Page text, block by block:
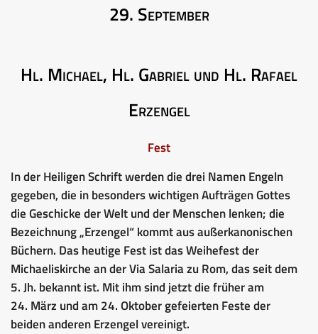
29. September
Hl. Michael, Hl. Gabriel und Hl. Rafael
Erzengel
Fest
In der Heiligen Schrift werden die drei Namen Engeln
gegeben, die in besonders wichtigen Aufträgen Gottes
die Geschicke der Welt und der Menschen lenken; die
Bezeichnung „Erzengel“ kommt aus außerkanonischen
Büchern. Das heutige Fest ist das Weihefest der
Michaeliskirche an der Via Salaria zu Rom, das seit dem
5. Jh. bekannt ist. Mit ihm sind jetzt die früher am
24. März und am 24. Oktober gefeierten Feste der
beiden anderen Erzengel vereinigt.